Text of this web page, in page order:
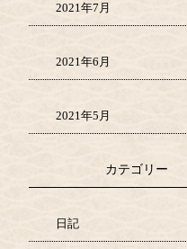
2021年7月
2021年6月
2021年5月
カテゴリー
日記